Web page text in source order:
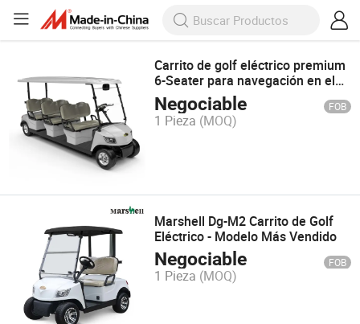
Carrito de golf eléctrico premium
6-Seater para navegación en el
campo
Negociable FOB
1 Pieza (MOQ)
Marshell Dg-M2 Carrito de Golf
Eléctrico - Modelo Más Vendido
Negociable FOB
1 Pieza (MOQ)